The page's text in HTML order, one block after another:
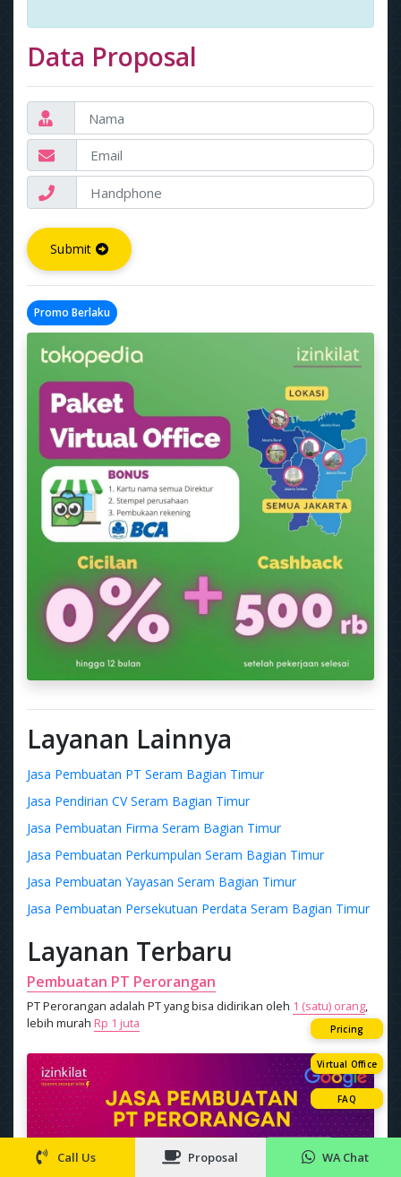
Data Proposal
Submit
Promo Berlaku
Layanan Lainnya
Jasa Pembuatan PT Seram Bagian Timur
Jasa Pendirian CV Seram Bagian Timur
Jasa Pembuatan Firma Seram Bagian Timur
Jasa Pembuatan Perkumpulan Seram Bagian Timur
Jasa Pembuatan Yayasan Seram Bagian Timur
Jasa Pembuatan Persekutuan Perdata Seram Bagian Timur
Layanan Terbaru
Pembuatan PT Perorangan
PT Perorangan adalah PT yang bisa didirikan oleh 1 (satu) orang,
lebih murah Rp 1 juta Pricing
Virtual Office
FAQ
Call Us Proposal WA Chat